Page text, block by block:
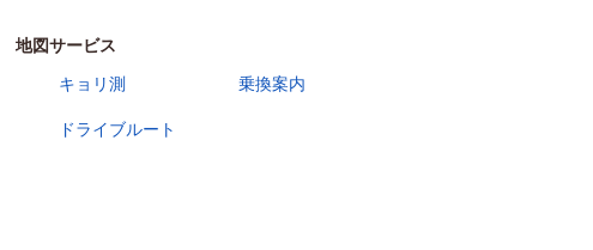
地図サービス
キョリ測
乗換案内
ドライブルート